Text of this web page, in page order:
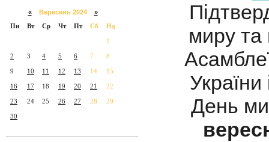
«Вересень 2024 »
Пн
Вт Ср Чт Пт Сб Нд
1
2 3 4 5 6 7 8
9 10 11 12 13 14 15
16 17 18 19 20 21 22
23 24 25 26 27 28 29
30
миру та
України
День